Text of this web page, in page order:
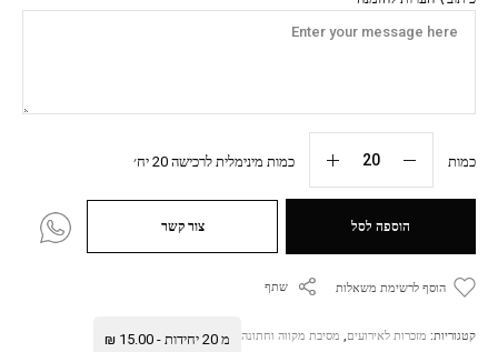
כמות כמות מינימלית לרכישה 20 יח׳
הוספה לסל צור קשר
הוסף לרשימת משאלות שתף
קטגוריות: מזכרות לאירועים, מסיבת מקווה וחתונה מ 20 יחידות - ₪ 15.00